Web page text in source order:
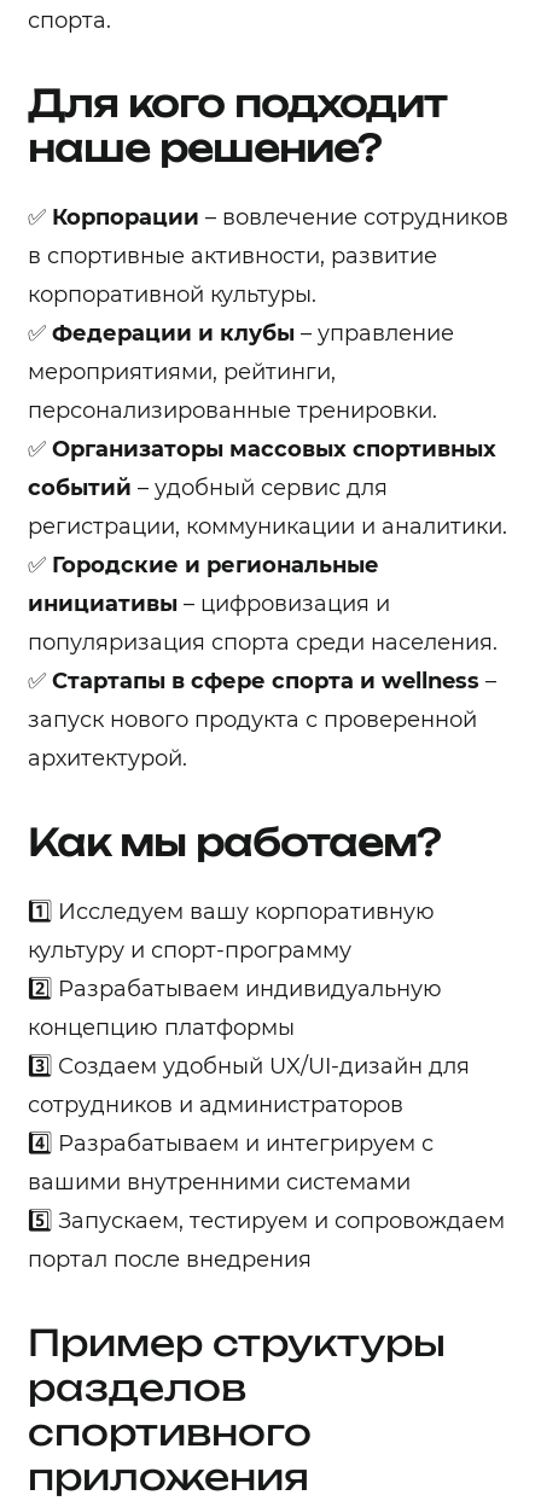
спорта.
Для кого подходит
наше решение?
✅ Корпорации – вовлечение сотрудников
в спортивные активности, развитие
корпоративной культуры.
✅ Федерации и клубы– управление
мероприятиями, рейтинги,
персонализированные тренировки.
✅ Организаторы массовых спортивных
событий – удобный сервис для
регистрации, коммуникации и аналитики.
✅ Городские и региональные
инициативы– цифровизация и
популяризация спорта среди населения.
✅ Стартапы в сфере спорта и wellness –
запуск нового продукта с проверенной
архитектурой.
Как мы работаем?
1️⃣ Исследуем вашу корпоративную
культуру и спорт-программу
2️⃣ Разрабатываем индивидуальную
концепцию платформы
3️⃣ Создаем удобный UX/UI-дизайн для
сотрудников и администраторов
4️⃣ Разрабатываем и интегрируем с
вашими внутренними системами
5️⃣ Запускаем, тестируем и сопровождаем
портал после внедрения
Пример структуры
разделов
спортивного
приложения